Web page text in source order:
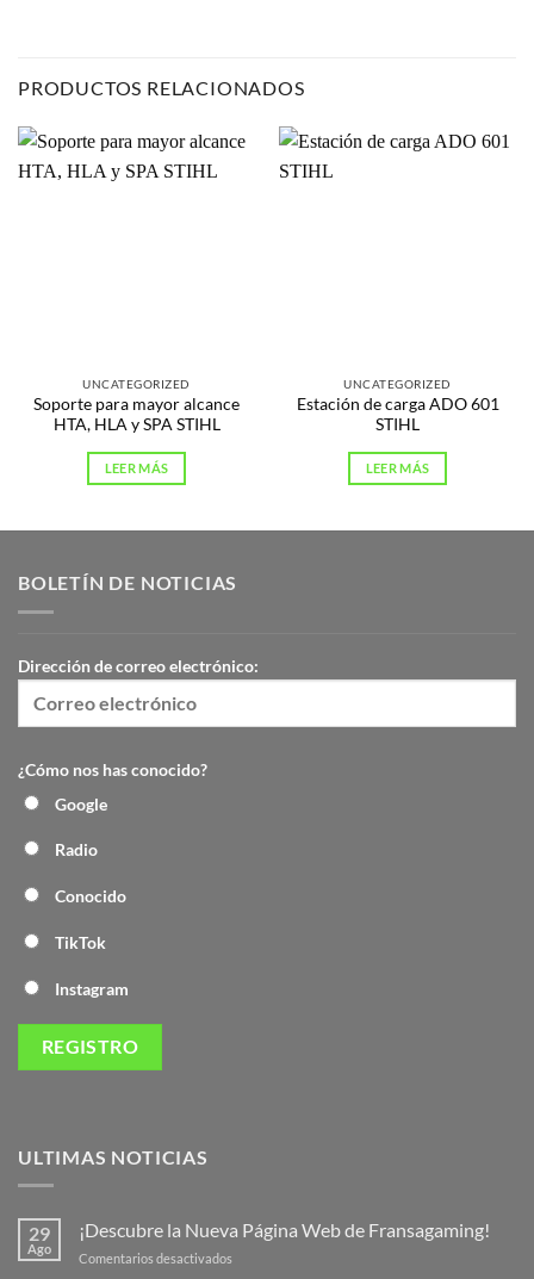
PRODUCTOS RELACIONADOS
UNCATEGORIZED
Soporte para mayor alcance
HTA, HLA y SPA STIHL
LEER MÁS
UNCATEGORIZED
Estación de carga ADO 601
STIHL
LEER MÁS
BOLETÍN DE NOTICIAS
Dirección de correo electrónico:
¿Cómo nos has conocido?
Google
Radio
Conocido
TikTok
Instagram
ULTIMAS NOTICIAS
29
Ago
¡Descubre la Nueva Página Web de Fransagaming!
Comentarios desactivados